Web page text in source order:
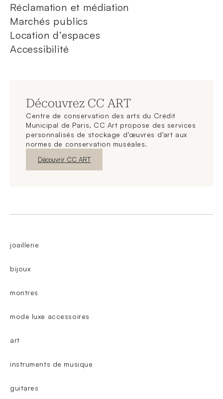
Réclamation et médiation
Marchés publics
Location d’espaces
Accessibilité
Découvrez CC ART
Centre de conservation des arts du Crédit
Municipal de Paris, CC Art propose des services
personnalisés de stockage d’œuvres d’art aux
normes de conservation muséales.
Nouvelle fenêtre
Découvrir CC ART
joaillerie
bijoux
montres
mode luxe accessoires
art
instruments de musique
guitares